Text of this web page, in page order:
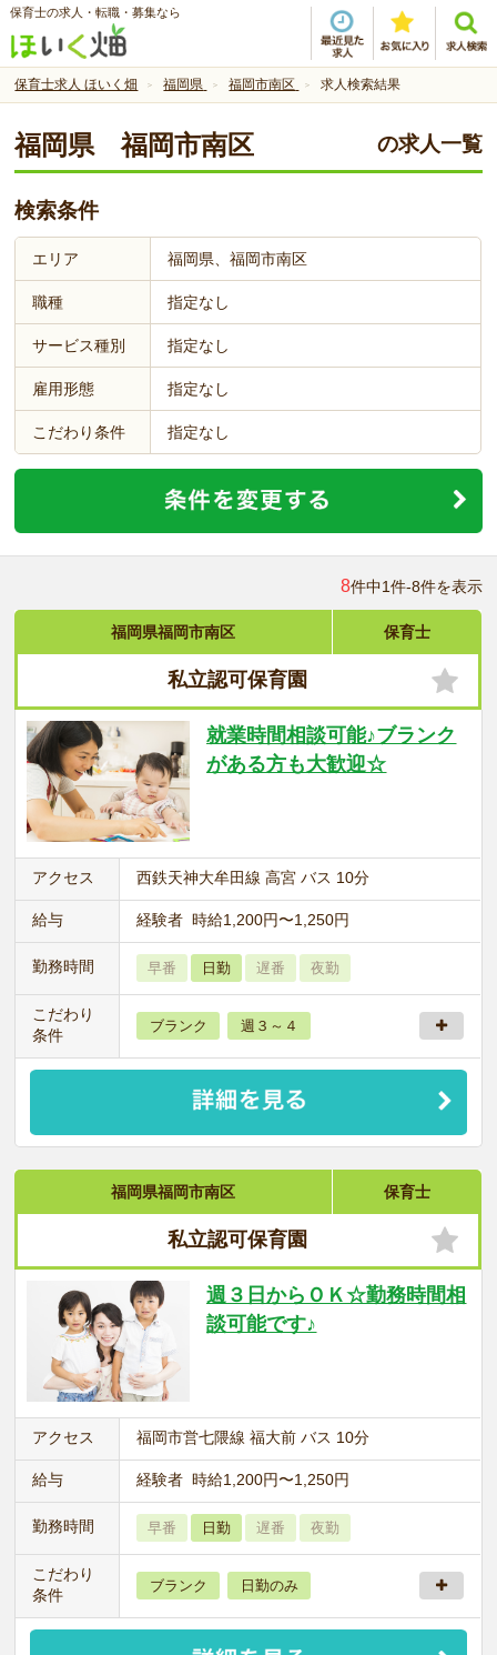
保育士の求人・転職・募集なら
保育士求人 ほいく畑 福岡県 福岡市南区 求人検索結果
福岡県 福岡市南区 の求人一覧
検索条件
エリア 福岡県、福岡市南区
職種 指定なし
サービス種別 指定なし
雇用形態 指定なし
こだわり条件 指定なし
8件中1件-8件を表示
福岡県福岡市南区 保育士
私立認可保育園
就業時間相談可能♪ブランク
がある方も大歓迎☆
アクセス 西鉄天神大牟田線 高宮 バス 10分
給与 経験者 時給1,200円〜1,250円
勤務時間 早番 日勤 遅番 夜勤
こだわり
条件
ブランク 週３～４
福岡県福岡市南区 保育士
私立認可保育園
週３日からＯＫ☆勤務時間相
談可能です♪
アクセス 福岡市営七隈線 福大前 バス 10分
給与 経験者 時給1,200円〜1,250円
勤務時間 早番 日勤 遅番 夜勤
こだわり
条件
ブランク 日勤のみ